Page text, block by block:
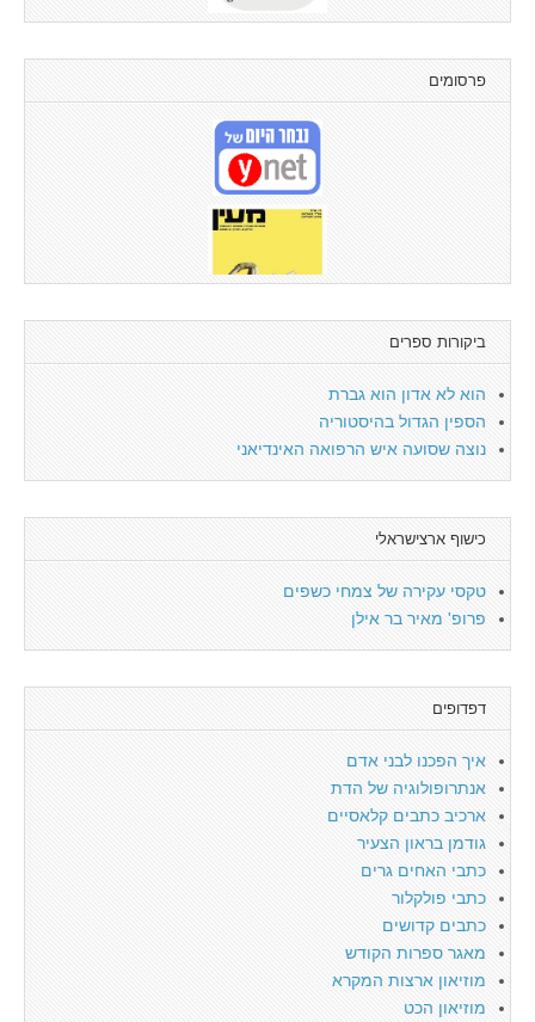
פרסומים
ביקורות ספרים
הוא לא אדון הוא גברת
הספין הגדול בהיסטוריה
נוצה שסועה איש הרפואה האינדיאני
כישוף ארצישראלי
טקסי עקירה של צמחי כשפים
פרופ' מאיר בר אילן
דפדופים
איך הפכנו לבני אדם
אנתרופולוגיה של הדת
ארכיב כתבים קלאסיים
גודמן בראון הצעיר
כתבי האחים גרים
כתבי פולקלור
כתבים קדושים
מאגר ספרות הקודש
מוזיאון ארצות המקרא
מוזיאון הכט